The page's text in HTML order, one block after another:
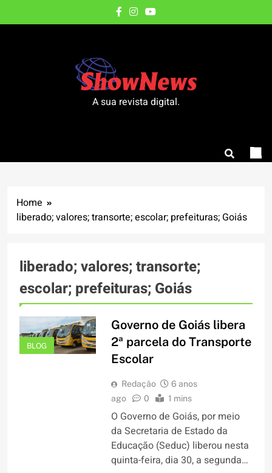
to
A sua revista digital.
Home
liberado; valores; transorte; escolar; prefeituras; Goiás
liberado; valores; transorte;
escolar; prefeituras; Goiás
BLOG
Governo de Goiás libera
2ª parcela do Transporte
Escolar
Redação
6 anos
ago
0 1 mins
O Governo de Goiás, por meio
da Secretaria de Estado da
Educação (Seduc) liberou nesta
quinta-feira, dia 30, a segunda…